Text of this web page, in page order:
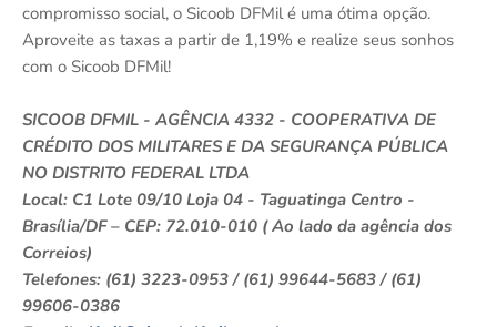
compromisso social, o Sicoob DFMil é uma ótima opção.
Aproveite as taxas a partir de 1,19% e realize seus sonhos
com o Sicoob DFMil!
SICOOB DFMIL - AGÊNCIA 4332 - COOPERATIVA DE
CRÉDITO DOS MILITARES E DA SEGURANÇA PÚBLICA
NO DISTRITO FEDERAL LTDA
Local: C1 Lote 09/10 Loja 04 - Taguatinga Centro -
Brasília/DF – CEP: 72.010-010 ( Ao lado da agência dos
Correios)
Telefones: (61) 3223-0953 / (61) 99644-5683 / (61)
99606-0386